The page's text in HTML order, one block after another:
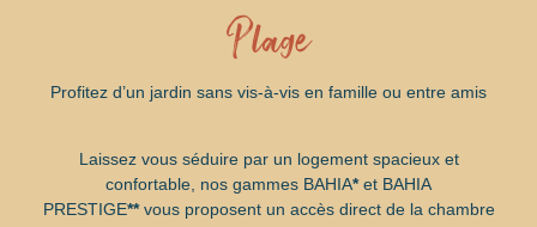
Plage
Profitez d’un jardin sans vis-à-vis en famille ou entre amis
Laissez vous séduire par un logement spacieux et
confortable, nos gammes BAHIA*et BAHIA
PRESTIGE**vous proposent un accès direct de la chambre